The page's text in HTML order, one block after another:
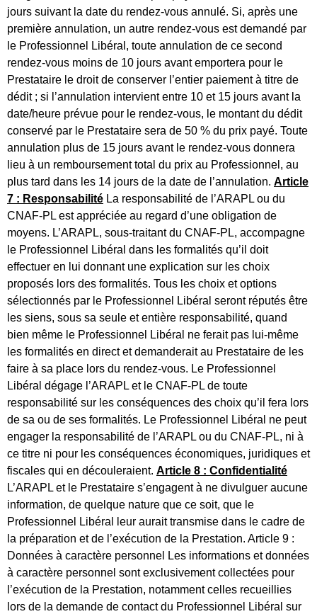
jours suivant la date du rendez-vous annulé. Si, après une
première annulation, un autre rendez-vous est demandé par
le Professionnel Libéral, toute annulation de ce second
rendez-vous moins de 10 jours avant emportera pour le
Prestataire le droit de conserver l’entier paiement à titre de
dédit ; si l’annulation intervient entre 10 et 15 jours avant la
date/heure prévue pour le rendez-vous, le montant du dédit
conservé par le Prestataire sera de 50 % du prix payé. Toute
annulation plus de 15 jours avant le rendez-vous donnera
lieu à un remboursement total du prix au Professionnel, au
plus tard dans les 14 jours de la date de l’annulation. Article
7 : Responsabilité La responsabilité de l’ARAPL ou du
CNAF-PL est appréciée au regard d’une obligation de
moyens. L’ARAPL, sous-traitant du CNAF-PL, accompagne
le Professionnel Libéral dans les formalités qu’il doit
effectuer en lui donnant une explication sur les choix
proposés lors des formalités. Tous les choix et options
sélectionnés par le Professionnel Libéral seront réputés être
les siens, sous sa seule et entière responsabilité, quand
bien même le Professionnel Libéral ne ferait pas lui-même
les formalités en direct et demanderait au Prestataire de les
faire à sa place lors du rendez-vous. Le Professionnel
Libéral dégage l’ARAPL et le CNAF-PL de toute
responsabilité sur les conséquences des choix qu’il fera lors
de sa ou de ses formalités. Le Professionnel Libéral ne peut
engager la responsabilité de l’ARAPL ou du CNAF-PL, ni à
ce titre ni pour les conséquences économiques, juridiques et
fiscales qui en découleraient. Article 8 : Confidentialité
L’ARAPL et le Prestataire s’engagent à ne divulguer aucune
information, de quelque nature que ce soit, que le
Professionnel Libéral leur aurait transmise dans le cadre de
la préparation et de l’exécution de la Prestation. Article 9 :
Données à caractère personnel Les informations et données
à caractère personnel sont exclusivement collectées pour
l’exécution de la Prestation, notamment celles recueillies
lors de la demande de contact du Professionnel Libéral sur